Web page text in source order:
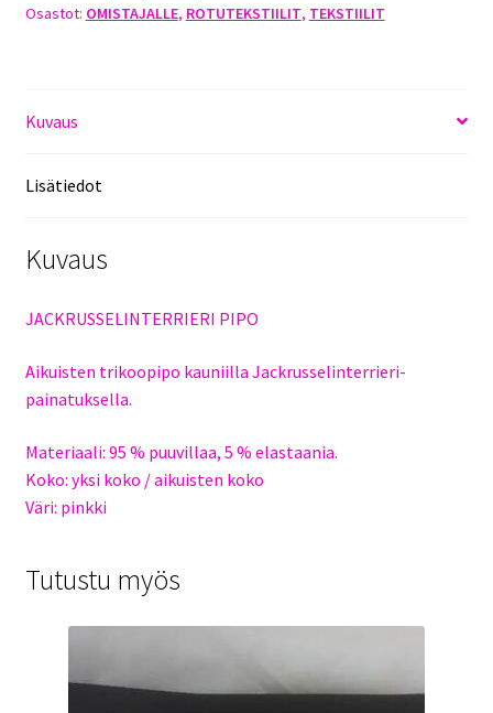
Osastot: OMISTAJALLE, ROTUTEKSTIILIT, TEKSTIILIT
Kuvaus
Lisätiedot
Kuvaus
JACKRUSSELINTERRIERI PIPO
Aikuisten trikoopipo kauniilla Jackrusselinterrieri-
painatuksella.
Materiaali: 95 % puuvillaa, 5 % elastaania.
Koko: yksi koko / aikuisten koko
Väri: pinkki
Tutustu myös